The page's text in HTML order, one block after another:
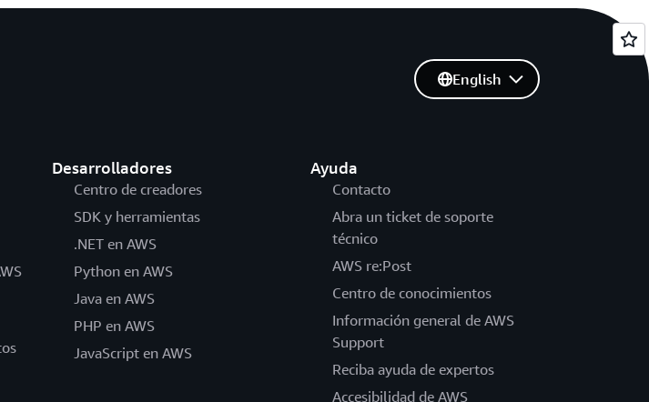
Desarrolladores
Centro de creadores
SDK y herramientas
.NET en AWS
Python en AWS
Java en AWS
PHP en AWS
JavaScript en AWS
Ayuda
Contacto
Abra un ticket de soporte
técnico
AWS re:Post
Centro de conocimientos
Información general de AWS
Support
Reciba ayuda de expertos
Accesibilidad de AWS
English